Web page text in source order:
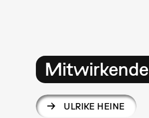
Mitwirkende
ULRIKE HEINE